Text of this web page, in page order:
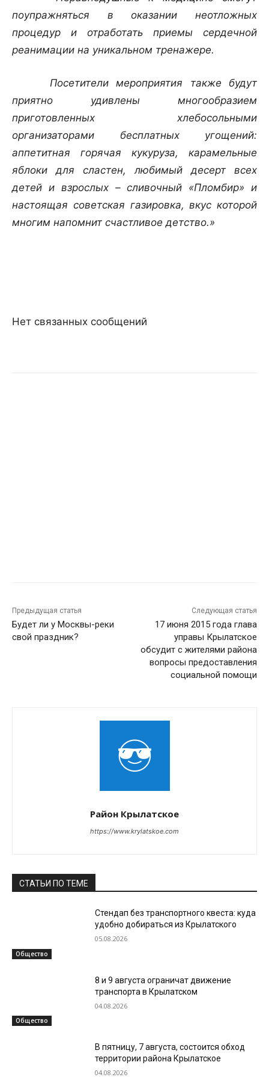
поупражняться в оказании неотложных
процедур и отработать приемы сердечной
реанимации на уникальном тренажере.
Посетители мероприятия также будут
приятно удивлены многообразием
приготовленных хлебосольными
организаторами бесплатных угощений:
аппетитная горячая кукуруза, карамельные
яблоки для сластен, любимый десерт всех
детей и взрослых – сливочный «Пломбир» и
настоящая советская газировка, вкус которой
многим напомнит счастливое детство.»
Нет связанных сообщений
Предыдущая статья
Будет ли у Москвы-реки
свой праздник?
Следующая статья
17 июня 2015 года глава
управы Крылатское
обсудит с жителями района
вопросы предоставления
социальной помощи
Район Крылатское
https://www.krylatskoe.com
СТАТЬИ ПО ТЕМЕ
Общество
Стендап без транспортного квеста: куда
удобно добираться из Крылатского
05.08.2026
Общество
8 и 9 августа ограничат движение
транспорта в Крылатском
04.08.2026
В пятницу, 7 августа, состоится обход
территории района Крылатское
04.08.2026